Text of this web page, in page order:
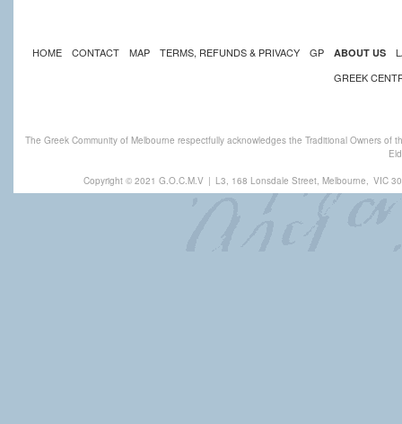
HOME CONTACT MAP TERMS, REFUNDS & PRIVACY GP ABOUT US
GREEK
The Greek Community of Melbourne respectfully acknowledges the Traditional Owners
Copyright © 2021 G.O.C.M.V | L3, 168 Lonsdale Street, Melbourne, VIC